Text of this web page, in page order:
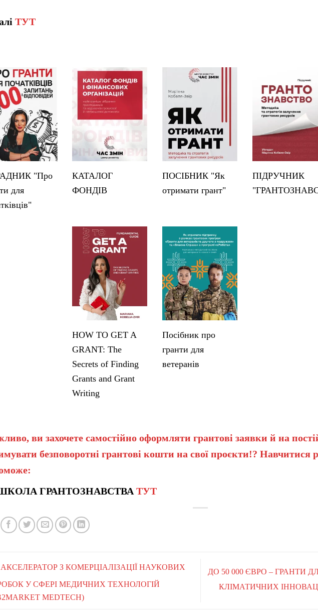
ТУТ
"Про
для
КАТАЛОГ
ФОНДІВ
ПОСІБНИК "Як
отримати грант"
ПІДРУЧНИК
HOW TO GET A
GRANT: The
Secrets of Finding
Grants and Grant
Writing
Посібник про
гранти для
ветеранів
ви захочете самостійно оформляти грантові заявки й на
безповоротні грантові кошти на свої проєкти!? Навчитися
ГРАНТОЗНАВСТВА ТУТ
АКСЕЛЕРАТОР З КОМЕРЦІАЛІЗАЦІЇ НАУКОВИХ
У СФЕРІ МЕДИЧНИХ ТЕХНОЛОГІЙ
MEDTECH)
ДО 50 000 ЄВРО – ГРАНТИ
КЛІМАТИЧНИХ